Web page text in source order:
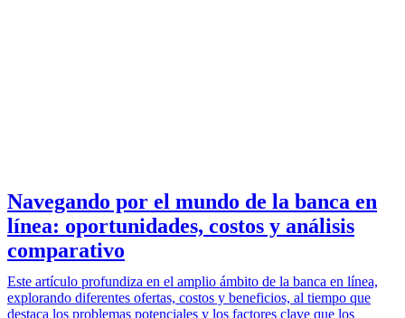
Navegando por el mundo de la banca en
línea: oportunidades, costos y análisis
comparativo
Este artículo profundiza en el amplio ámbito de la banca en línea,
explorando diferentes ofertas, costos y beneficios, al tiempo que
destaca los problemas potenciales y los factores clave que los